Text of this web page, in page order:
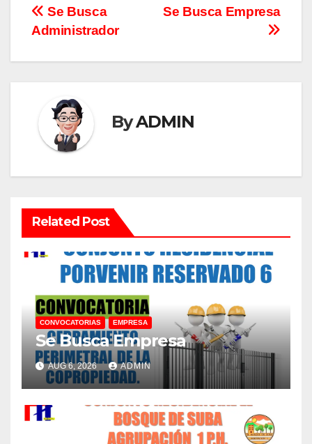
Se Busca Empresa
Se Busca
Administrador
ByADMIN
Related Post
CONVOCATORIAS EMPRESA
Se Busca Empresa
AUG 6, 2026 ADMIN